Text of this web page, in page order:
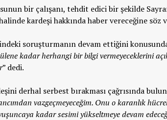
bir çalışanı, tehdit edici bir şekilde
kardeşi hakkında haber vereceğine söz
soruşturmanın devam ettiğini
kadar herhangi bir bilgi vermeyeceklerini
” dedi.
derhal serbest bırakması çağrısında
vazgeçmeyeceğim. Onu o karanlık
kadar sesimi yükseltmeye devam